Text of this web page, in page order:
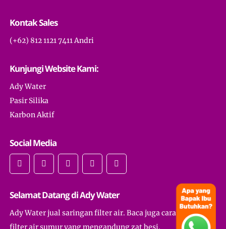
Kontak Sales
(+62) 812 1121 7411 Andri
Kunjungi Website Kami:
Ady Water
Pasir Silika
Karbon Aktif
Social Media
Selamat Datang di Ady Water
Ady Water jual saringan filter air. Baca juga cara membuat